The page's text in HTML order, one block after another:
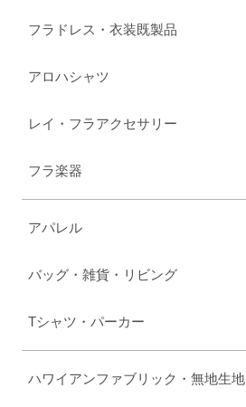
フラドレス・衣装既製品
アロハシャツ
レイ・フラアクセサリー
フラ楽器
アパレル
バッグ・雑貨・リビング
Tシャツ・パーカー
ハワイアンファブリック・無地生地